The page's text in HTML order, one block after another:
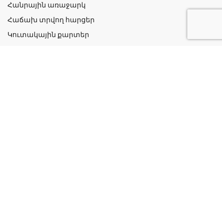
Հանրային առաջարկ
Հաճախ տրվող հարցեր
Կուտակային քարտեր